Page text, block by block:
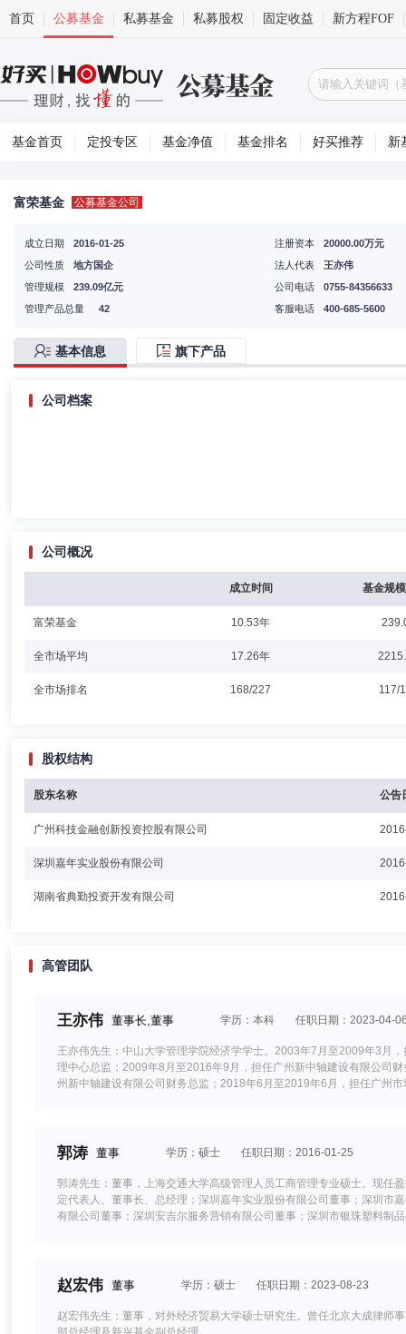
首页 公募基金 私募基金 私募股权 固定收益 新方程FOF
基金首页 定投专区 基金净值 基金排名 好买推荐 新
富荣基金 公募基金公司
成立日期
2016-01-25
公司性质
地方国企
注册资本
20000.00万元
法人代表
王亦伟
管理规模
239.09亿元
管理产品总量
42
公司电话
0755-84356633
客服电话
400-685-5600
基本信息 旗下产品
公司档案
公司概况
成立时间 基金规
富荣基金 10.53年
全市场平均 17.26年
全市场排名 168/227 117/
股权结构
股东名称 公告
广州科技金融创新投资控股有限公司
深圳嘉年实业股份有限公司
湖南省典勤投资开发有限公司
高管团队
王亦伟 董事长,董事 学历：本科 任职日期：2023-04-
王亦伟先生：中山大学管理学院经济学学士。2003年7月至2009年3月
理中心总监；2009年8月至2016年9月，担任广州新中轴建设有限公司
州新中轴建设有限公司财务总监；2018年6月至2019年6月，担任广州
资母基金管理有限公司董事，富荣基金管理有限公司董事长。取得的相
郭涛 董事 学历：硕士 任职日期：2016-01-25
郭涛先生：董事，上海交通大学高级管理人员工商管理专业硕士。现任
定代表人、董事长、总经理；深圳嘉年实业股份有限公司董事；深圳市
有限公司董事；深圳安吉尔服务营销有限公司董事；深圳市银珠塑料制
赵宏伟 董事 学历：硕士 任职日期：2023-08-23
赵宏伟先生：董事，对外经济贸易大学硕士研究生。曾任北京大成律师